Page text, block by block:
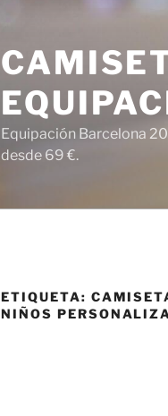
Equipación Barcelona
desde 69 €.
ETIQUETA:
NIÑOS